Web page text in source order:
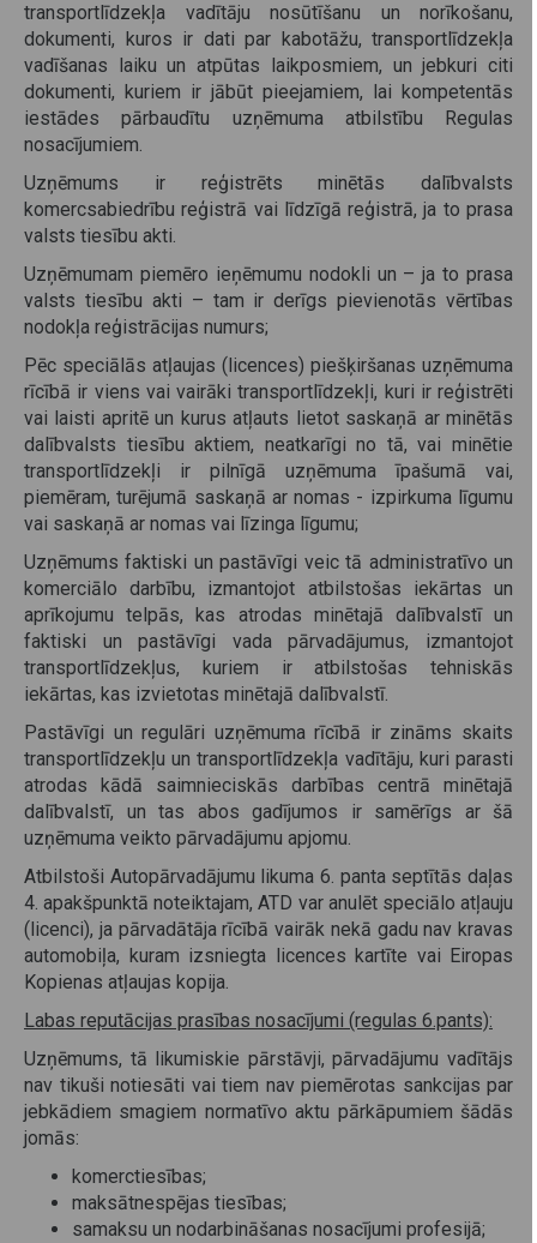
transportlīdzekļa vadītāju nosūtīšanu un norīkošanu,
dokumenti, kuros ir dati par kabotāžu, transportlīdzekļa
vadīšanas laiku un atpūtas laikposmiem, un jebkuri citi
dokumenti, kuriem ir jābūt pieejamiem, lai kompetentās
iestādes pārbaudītu uzņēmuma atbilstību Regulas
nosacījumiem.
Uzņēmums ir reģistrēts minētās dalībvalsts
komercsabiedrību reģistrā vai līdzīgā reģistrā, ja to prasa
valsts tiesību akti.
Uzņēmumam piemēro ieņēmumu nodokli un – ja to prasa
valsts tiesību akti – tam ir derīgs pievienotās vērtības
nodokļa reģistrācijas numurs;
Pēc speciālās atļaujas (licences) piešķiršanas uzņēmuma
rīcībā ir viens vai vairāki transportlīdzekļi, kuri ir reģistrēti
vai laisti apritē un kurus atļauts lietot saskaņā ar minētās
dalībvalsts tiesību aktiem, neatkarīgi no tā, vai minētie
transportlīdzekļi ir pilnīgā uzņēmuma īpašumā vai,
piemēram, turējumā saskaņā ar nomas - izpirkuma līgumu
vai saskaņā ar nomas vai līzinga līgumu;
Uzņēmums faktiski un pastāvīgi veic tā administratīvo un
komerciālo darbību, izmantojot atbilstošas iekārtas un
aprīkojumu telpās, kas atrodas minētajā dalībvalstī un
faktiski un pastāvīgi vada pārvadājumus, izmantojot
transportlīdzekļus, kuriem ir atbilstošas tehniskās
iekārtas, kas izvietotas minētajā dalībvalstī.
Pastāvīgi un regulāri uzņēmuma rīcībā ir zināms skaits
transportlīdzekļu un transportlīdzekļa vadītāju, kuri parasti
atrodas kādā saimnieciskās darbības centrā minētajā
dalībvalstī, un tas abos gadījumos ir samērīgs ar šā
uzņēmuma veikto pārvadājumu apjomu.
Atbilstoši Autopārvadājumu likuma 6. panta septītās daļas
4. apakšpunktā noteiktajam, ATD var anulēt speciālo atļauju
(licenci), ja pārvadātāja rīcībā vairāk nekā gadu nav kravas
automobiļa, kuram izsniegta licences kartīte vai Eiropas
Kopienas atļaujas kopija.
Labas reputācijas prasības nosacījumi (regulas 6.pants):
Uzņēmums, tā likumiskie pārstāvji, pārvadājumu vadītājs
nav tikuši notiesāti vai tiem nav piemērotas sankcijas par
jebkādiem smagiem normatīvo aktu pārkāpumiem šādās
jomās:
komerctiesības;
maksātnespējas tiesības;
samaksu un nodarbināšanas nosacījumi profesijā;